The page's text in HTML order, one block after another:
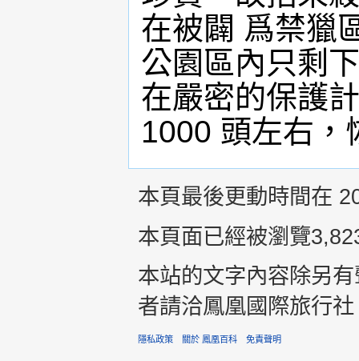
在被闢 爲禁獵
公園區內只剩
在嚴密的保護
1000 頭左右，
本頁最後更動時間在
本頁面已經被瀏覽
本站的文字內容除另
者請洽鳳凰國際旅行
隱私政策 關於 鳳凰百科 免責聲明